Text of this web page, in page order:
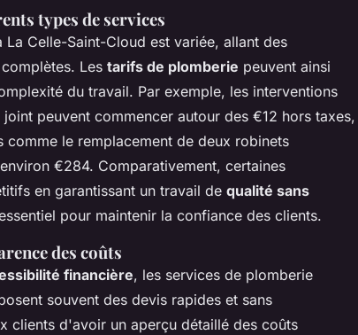
types de services
Celle-Saint-Cloud est variée, allant des
Les tarifs de plomberie peuvent ainsi
du travail. Par exemple, les interventions
peuvent commencer autour des €12 hors taxes,
le remplacement de deux robinets
€284. Comparativement, certaines
en garantissant un travail de qualité sans
pour maintenir la confiance des clients.
des coûts
financière, les services de plomberie
souvent des devis rapides et sans
clients d'avoir un aperçu détaillé des coûts